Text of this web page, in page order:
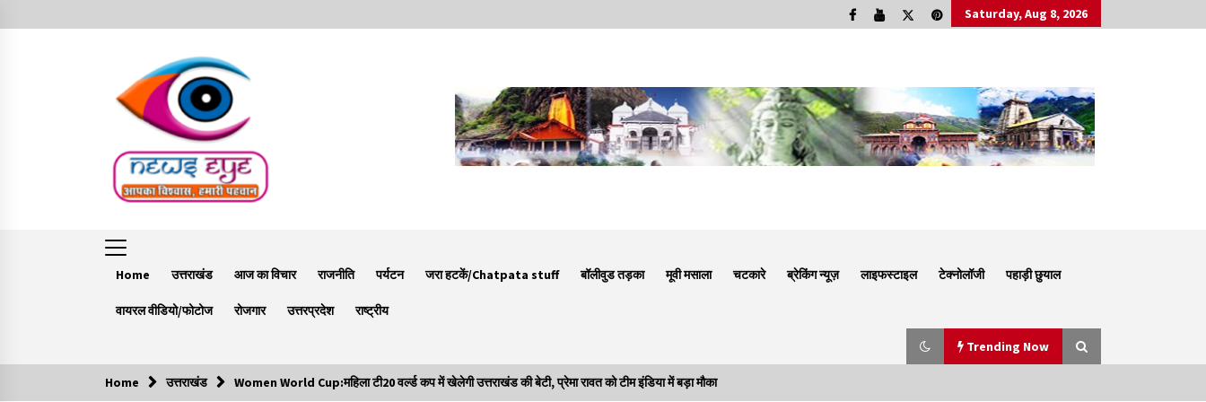
to
Saturday, Aug 8, 2026
Home उत्तराखंड आज का विचार राजनीति पर्यटन जरा हटकें/Chatpata stuff बॉलीवुड तड़का मूवी मसाला चटकारे ब्रेकिंग न्यूज़ लाइफस्टाइल टेक्नोलॉजी पहाड़ी छुयाल
वायरल वीडियो/फोटोज रोजगार उत्तरप्रदेश राष्ट्रीय
Trending Now
Trending Now
Home उत्तराखंड Women World Cup:महिला टी20 वर्ल्ड कप में खेलेगी उत्तराखंड की बेटी, प्रेमा रावत को टीम इंडिया में बड़ा मौका